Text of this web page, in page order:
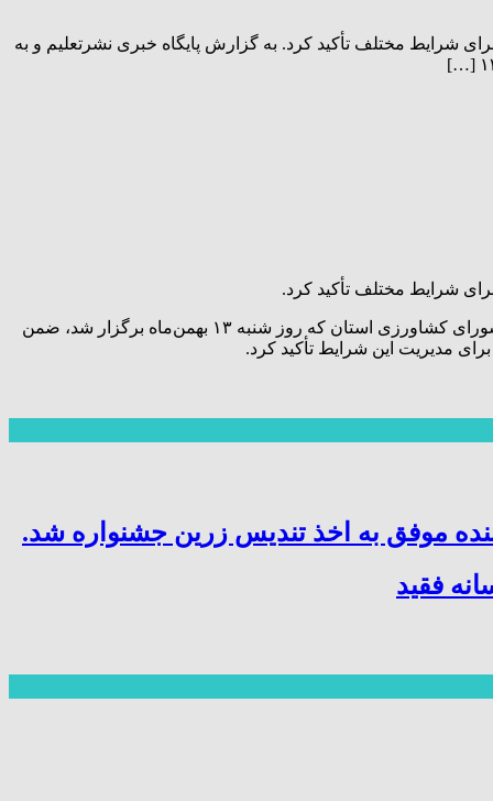
شرایط مختلف تأکید کرد. به گزارش پایگاه خبری نشرتعلیم و به
شرایط مختلف تأکید کرد.
به گزارش پایگاه خبری نشرتعلیم و به نقل از روابط عمومی استانداری خوزستان، سید محمدرضا موالی‌زاده، استاندار خوزستان، در جلسه شورای کشاورزی استان که روز شنبه ۱۳ بهمن‌ماه برگزار شد، ضمن
مدیریت این شرایط تأکید کرد.
موفق به اخذ تندیس زرین جشنواره شد.
فقید